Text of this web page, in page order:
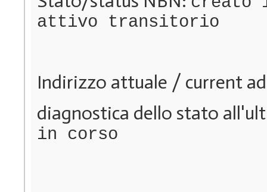
attivo transitorio
Indirizzo attuale / current
diagnostica dello stato
in corso